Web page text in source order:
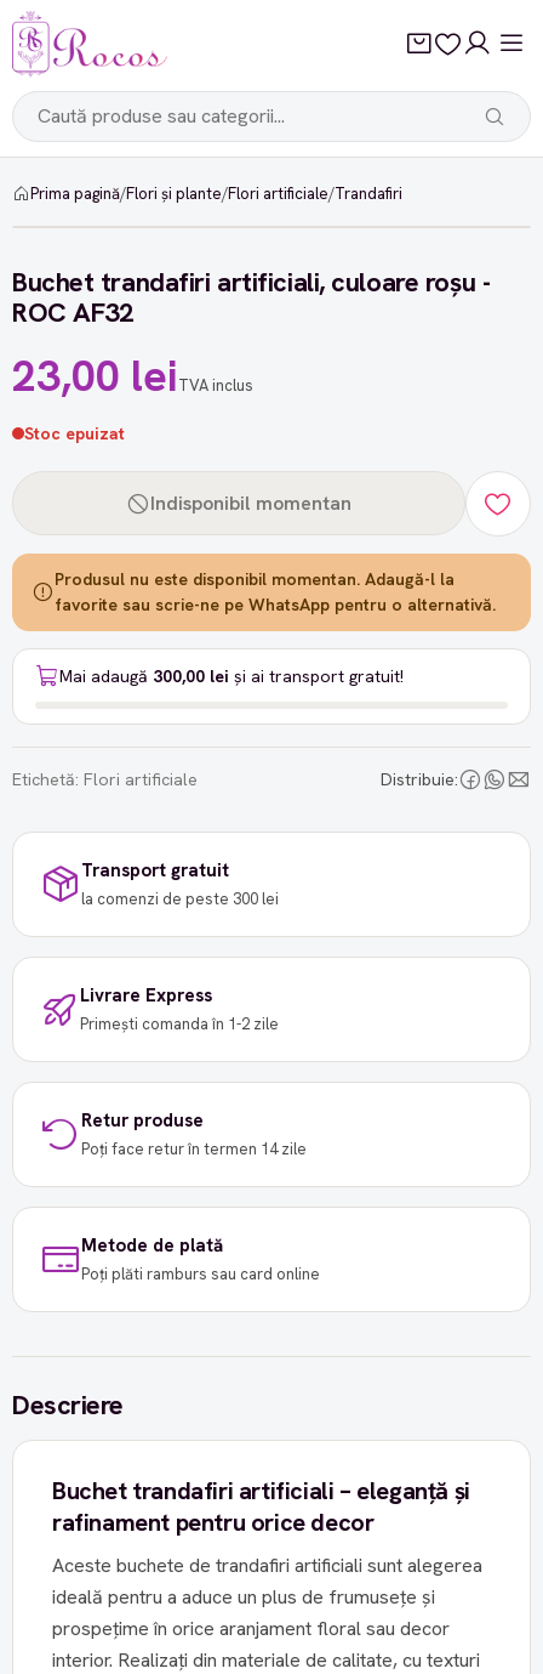
Prima pagină/Flori și plante/Flori artificiale/Trandafiri
Buchet trandafiri artificiali, culoare roșu -
ROC AF32
23,00 leiTVA inclus
Stoc epuizat
Indisponibil momentan
Produsul nu este disponibil momentan. Adaugă-l la
favorite sau scrie-ne pe WhatsApp pentru o alternativă.
Mai adaugă 300,00 lei și ai transport gratuit!
Etichetă: Flori artificiale Distribuie:
Transport gratuit
la comenzi de peste 300 lei
Livrare Express
Primești comanda în 1-2 zile
Retur produse
Poți face retur în termen 14 zile
Metode de plată
Poți plăti ramburs sau card online
Descriere
Buchet trandafiri artificiali – eleganță și
rafinament pentru orice decor
Aceste buchete de trandafiri artificiali sunt alegerea
ideală pentru a aduce un plus de frumusețe și
prospețime în orice aranjament floral sau decor
interior. Realizați din materiale de calitate, cu texturi